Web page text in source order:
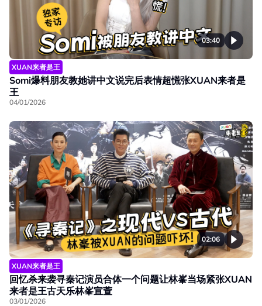
03:40
XUAN来者是王
Somi爆料朋友教她讲中文说完后表情超慌张XUAN来者是
王
04/01/2026
02:06
XUAN来者是王
回忆杀来袭寻秦记演员合体一个问题让林峯当场紧张XUAN
来者是王古天乐林峯宣萱
03/01/2026